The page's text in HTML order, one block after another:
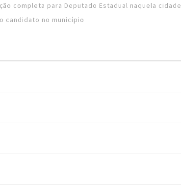
completa para Deputado Estadual naquela cidade
candidato no município